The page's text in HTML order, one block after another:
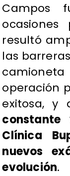
Campos
resultó
las
operación
exitosa, y
Clínica
nuevos
evolución.